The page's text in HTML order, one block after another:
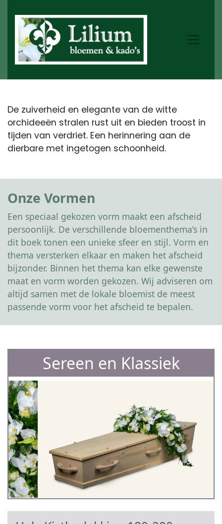
De zuiverheid en elegante van de witte
orchideeën stralen rust uit en bieden troost in
tijden van verdriet. Een herinnering aan de
dierbare met ingetogen schoonheid.
Onze Vormen
Een speciaal gekozen vorm maakt een afscheid
persoonlijk. De verschillende bloementhema’s in
dit boek tonen een unieke sfeer en stijl. Vorm en
thema versterken elkaar en maken het afscheid
bijzonder. Binnen het thema kan elke gewenste
maat en vorm worden gekozen. Wij adviseren om
altijd samen met de lokale bloemist de meest
passende vorm voor het afscheid te bepalen.
Sereen en Klassiek